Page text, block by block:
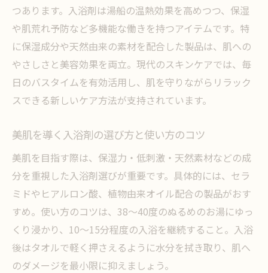
ドラッグストアで選ぶ保湿入浴剤の選び方
人気ランキングで探す保湿力抜群の入浴剤
入浴剤の保湿効果を最大限に活かすポイン
ト
毎日のバスタイムで美肌を育む入浴剤活用法
美肌を守る毎日のバスタイム活用術を紹介
おすすめ入浴剤で実感する日々の肌変化
最強の美肌入浴剤でお風呂時間を充実させ
る
市販入浴剤を活用したバスタイム美肌法
入浴剤でリラックスしながら美肌を目指す
入浴剤を使った肌荒れ対策の新常識を解説
つあります。入浴剤は湯船の温熱効果を高めつつ、保湿
や肌荒れ予防など多機能な働きを持つアイテムです。特
に保湿成分や天然由来の素材を配合した製品は、肌への
やさしさと美容効果を両立。現代のスキンケアでは、毎
日のバスタイムを有効活用し、肌を守りながらリラック
スできる新しいケア方法が支持されています。
美肌を導く入浴剤の選び方と使い方のコツ
美肌を目指す際は、保湿力・低刺激・天然素材などの成
分を重視した入浴剤選びが重要です。具体的には、セラ
ミドやヒアルロン酸、植物由来オイル配合の製品がおす
すめ。使い方のコツは、38～40度のぬるめのお湯にゆっ
くり浸かり、10～15分程度の入浴を継続すること。入浴
後はタオルで軽く押さえるように水分を拭き取り、肌へ
のダメージを最小限に抑えましょう。